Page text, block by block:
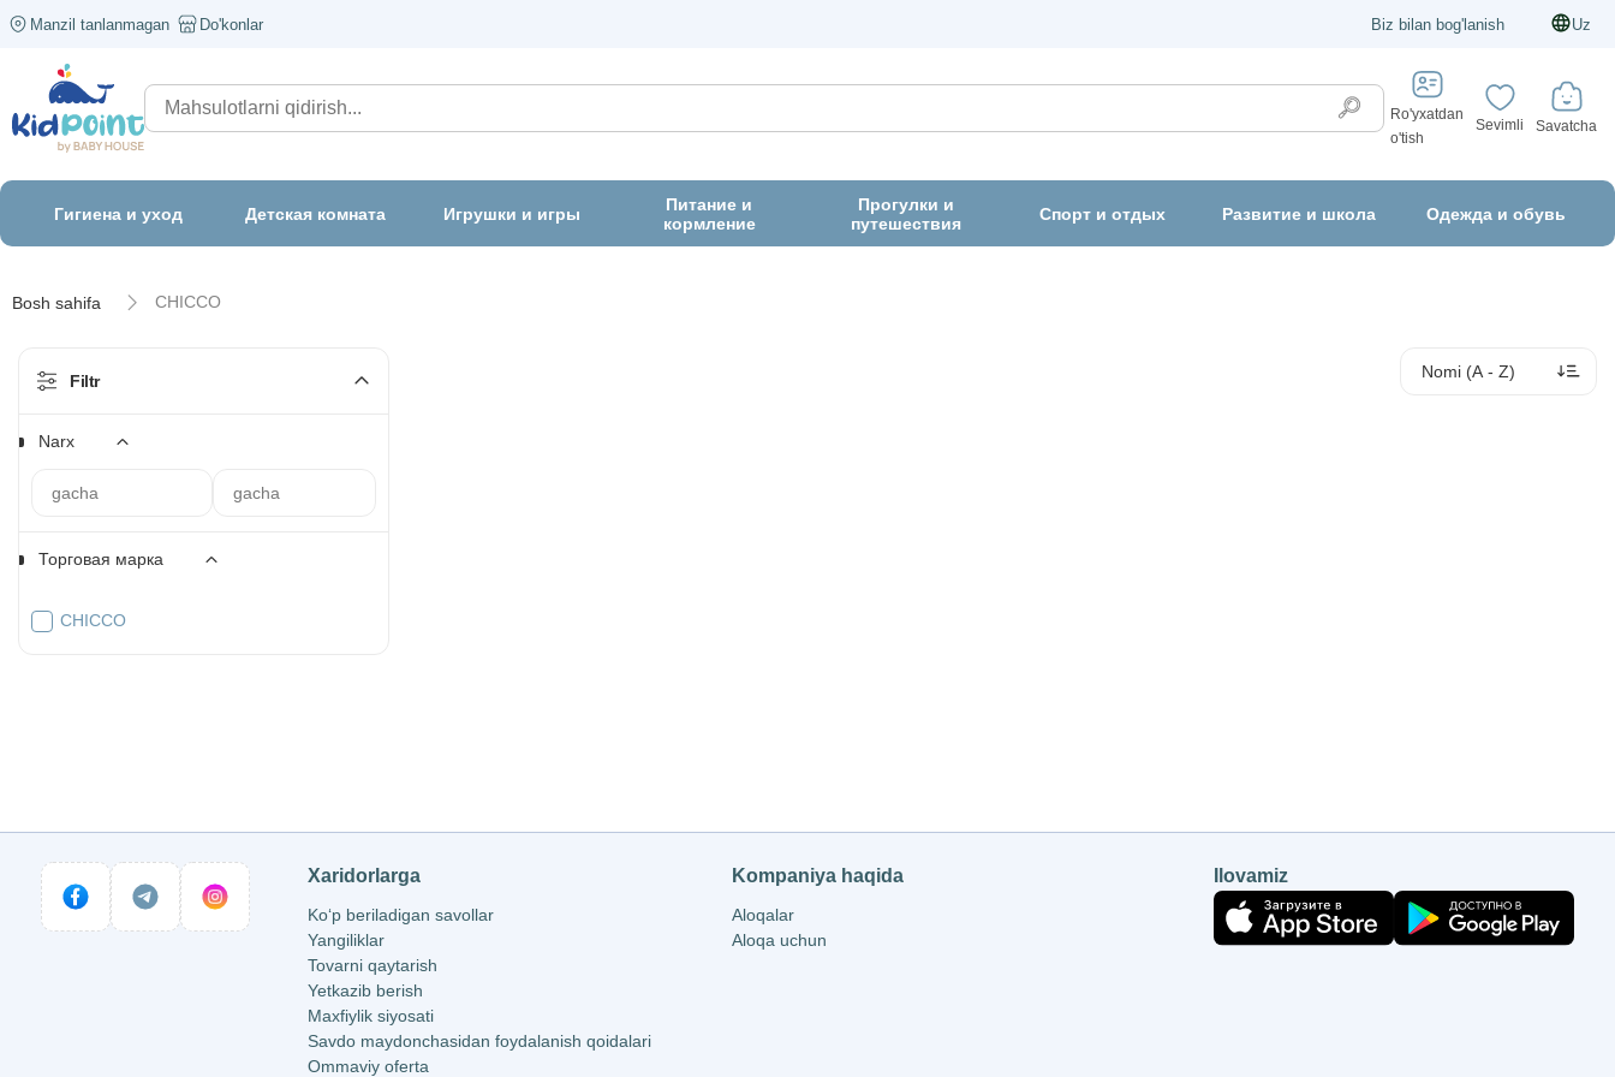
Manzil tanlanmagan Do'konlar Biz bilan bog'lanish Uz
Ro'yxatdan
o'tish
Sevimli Savatcha
Гигиена и уход Детская комната Игрушки и игры
Питание и
кормление
Прогулки и
путешествия
Спорт и отдых Развитие и школа Одежда и обувь
Bosh sahifa CHICCO
Filtr
Narx
Торговая марка
CHICCO
Xaridorlarga
Ko‘p beriladigan savollar
Yangiliklar
Tovarni qaytarish
Yetkazib berish
Maxfiylik siyosati
Savdo maydonchasidan foydalanish qoidalari
Ommaviy oferta
Kompaniya haqida
Aloqalar
Aloqa uchun
Ilovamiz